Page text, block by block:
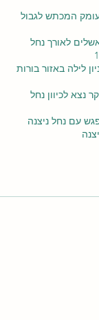
המכתש לגבול
לאורך נחל
לילה באזור בורות
נצא לכיוון נחל
עם נחל ניצנה